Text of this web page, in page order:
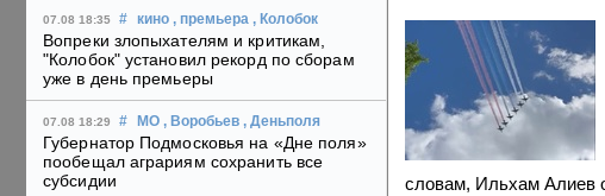
07.08 18:35 # кино , премьера , Колобок
Вопреки злопыхателям и критикам,
"Колобок" установил рекорд по сборам
уже в день премьеры
07.08 18:29 # МО , Воробьев , Деньполя
Губернатор Подмосковья на «Дне поля»
пообещал аграриям сохранить все
субсидии
словам, Ильхам Алиев